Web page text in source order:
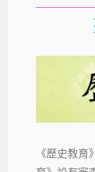
《歷史教